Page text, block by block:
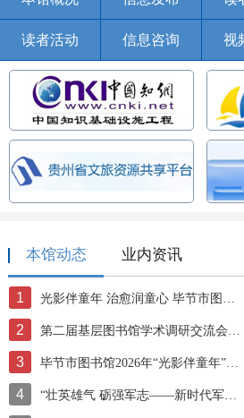
读者活动 信息咨询 视
本馆动态 业内资讯
1
2
3
4